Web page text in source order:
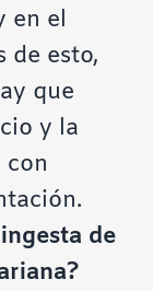
en el
de esto,
que
y la
con
de